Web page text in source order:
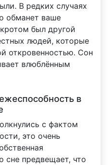
В редких случаях
обманет ваше
был другой
людей, которые
откровенностью. Сон
влюблённым
в
с фактом
это очень
сне предвещает, что